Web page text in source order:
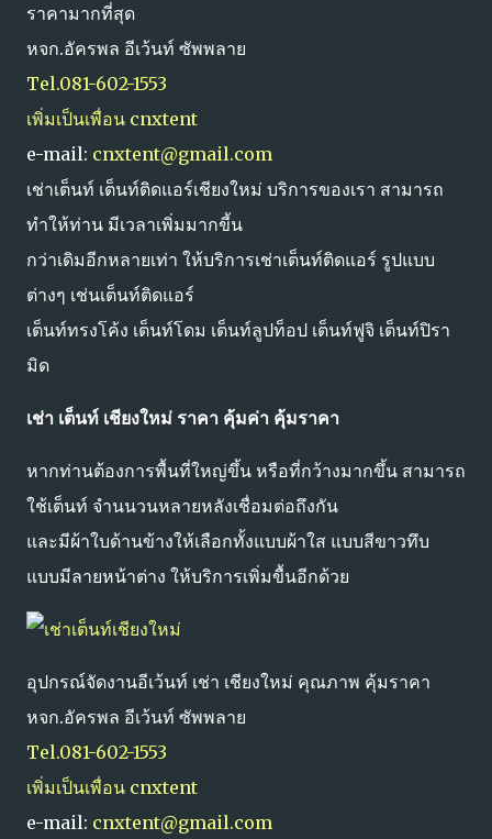
ราคามากที่สุด
หจก.อัครพล อีเว้นท์ ซัพพลาย
Tel.081-602-1553
เพิ่มเป็นเพื่อน cnxtent
e-mail: cnxtent@gmail.com
เช่าเต็นท์ เต็นท์ติดแอร์เชียงใหม่ บริการของเรา สามารถ
ทำให้ท่าน มีเวลาเพิ่มมากขี้น
กว่าเดิมอีกหลายเท่า ให้บริการเช่าเต็นท์ติดแอร์ รูปแบบ
ต่างๆ เช่นเต็นท์ติดแอร์
เต็นท์ทรงโค้ง เต็นท์โดม เต็นท์ลูปท็อป เต็นท์ฟูจิ เต็นท์ปิรา
มิด
เช่า เต็นท์ เชียงใหม่ ราคา คุ้มค่า คุ้มราคา
หากท่านต้องการพื้นที่ใหญ่ขึ้น หรือที่กว้างมากขึ้น สามารถ
ใช้เต็นท์ จำนนวนหลายหลังเชื่อมต่อถึงกัน
และมีผ้าใบด้านข้างให้เลือกทั้งแบบผ้าใส แบบสีขาวทึบ
แบบมีลายหน้าต่าง ให้บริการเพิ่มขื้นอีกด้วย
อุปกรณ์จัดงานอีเว้นท์ เช่า เชียงใหม่ คุณภาพ คุ้มราคา
หจก.อัครพล อีเว้นท์ ซัพพลาย
Tel.081-602-1553
เพิ่มเป็นเพื่อน cnxtent
e-mail: cnxtent@gmail.com